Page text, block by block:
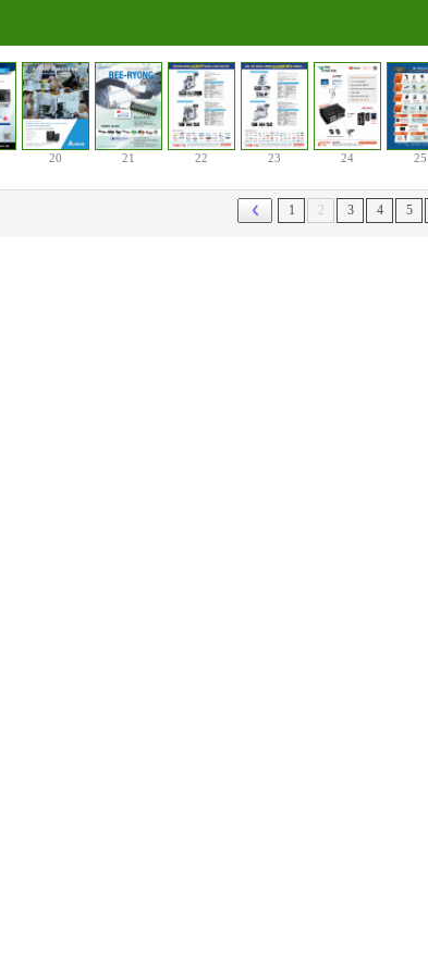
20 21 22 23 24 25
1 2 3 4 5